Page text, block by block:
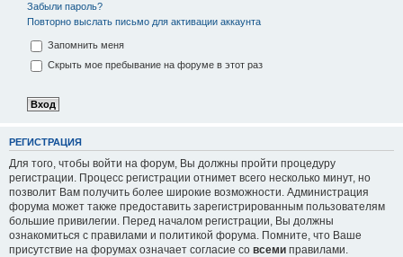
Забыли пароль?
Повторно выслать письмо для активации аккаунта
Запомнить меня
Скрыть мое пребывание на форуме в этот раз
РЕГИСТРАЦИЯ
Для того, чтобы войти на форум, Вы должны пройти процедуру
регистрации. Процесс регистрации отнимет всего несколько минут, но
позволит Вам получить более широкие возможности. Администрация
форума может также предоставить зарегистрированным пользователям
большие привилегии. Перед началом регистрации, Вы должны
ознакомиться с правилами и политикой форума. Помните, что Ваше
присутствие на форумах означает согласие со всеми правилами.